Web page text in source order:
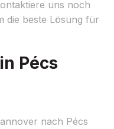
uns noch
die beste Lösung für
Pécs
nach Pécs